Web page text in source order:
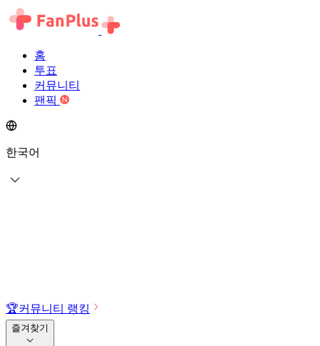
홈
투표
커뮤니티
팬픽
한국어
🏆커뮤니티 랭킹
즐겨찾기